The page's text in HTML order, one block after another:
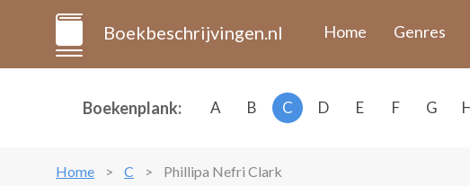
Boekbeschrijvingen.nl Home Genres
Boekenplank: A B C D E F G
Home C Phillipa Nefri Clark